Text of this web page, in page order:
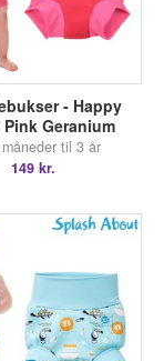
- Happy
Pink Geranium
til 3 år
149 kr.